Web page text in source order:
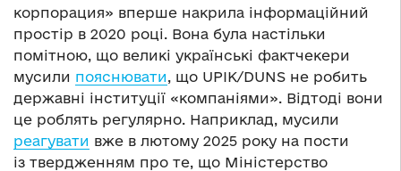
корпорация» вперше накрила інформаційний
простір в 2020 році. Вона була настільки
помітною, що великі українські фактчекери
мусили пояснювати, що UPIK/DUNS не робить
державні інституції «компаніями». Відтоді вони
це роблять регулярно. Наприклад, мусили
реагувати вже в лютому 2025 року на пости
із твердженням про те, що Міністерство